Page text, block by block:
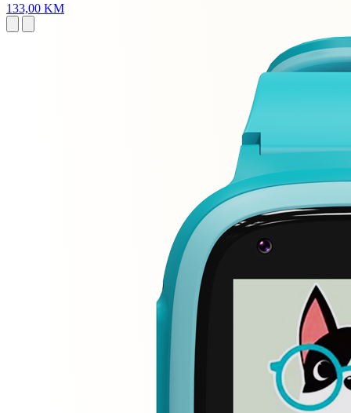
133,00 KM